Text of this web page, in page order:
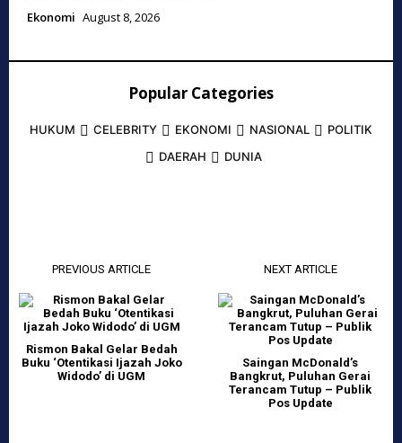
Ekonomi August 8, 2026
Popular Categories
HUKUM CELEBRITY EKONOMI NASIONAL
POLITIK
DAERAH
DUNIA
PREVIOUS ARTICLE
Rismon Bakal Gelar Bedah
Buku ‘Otentikasi Ijazah Joko
Widodo’ di UGM
NEXT ARTICLE
Saingan McDonald’s
Bangkrut, Puluhan Gerai
Terancam Tutup – Publik
Pos Update